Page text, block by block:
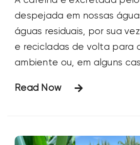
despejada em nossas
águas residuais, por sua
e recicladas de volta para
ambiente ou, em alguns
Read Now